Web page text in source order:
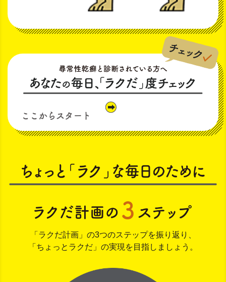
「ラクだ計画」の3つのステップを振り返り、
「ちょっとラクだ」の実現を目指しましょう。